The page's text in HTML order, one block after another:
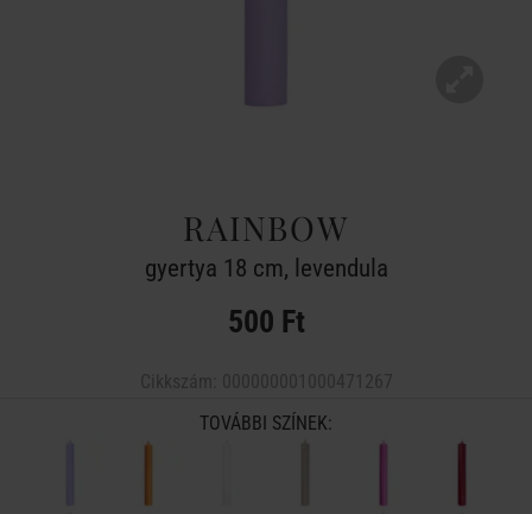
RAINBOW
gyertya 18 cm, levendula
500 Ft
TOVÁBBI SZÍNEK: